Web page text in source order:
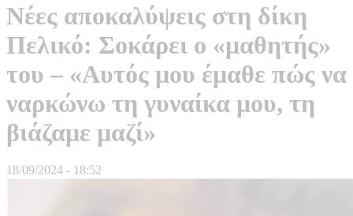
Νέες αποκαλύψεις στη δίκη
Πελικό: Σοκάρει ο «μαθητής»
του – «Αυτός μου έμαθε πώς να
ναρκώνω τη γυναίκα μου, τη
βιάζαμε μαζί»
18/09/2024 - 18:52